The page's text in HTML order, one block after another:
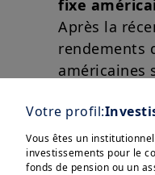
fixe
Après la
rendements
américaines
la valeur
américaines
haute
Votre profil:
Vous êtes un
investissements pour le
fonds de pension ou un